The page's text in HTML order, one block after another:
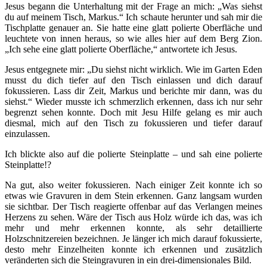
Jesus begann die Unterhaltung mit der Frage an mich: „Was siehst
du auf meinem Tisch, Markus.“ Ich schaute herunter und sah mir die
Tischplatte genauer an. Sie hatte eine glatt polierte Oberfläche und
leuchtete von innen heraus, so wie alles hier auf dem Berg Zion.
„Ich sehe eine glatt polierte Oberfläche,“ antwortete ich Jesus.
Jesus entgegnete mir: „Du siehst nicht wirklich. Wie im Garten Eden
musst du dich tiefer auf den Tisch einlassen und dich darauf
fokussieren. Lass dir Zeit, Markus und berichte mir dann, was du
siehst.“ Wieder musste ich schmerzlich erkennen, dass ich nur sehr
begrenzt sehen konnte. Doch mit Jesu Hilfe gelang es mir auch
diesmal, mich auf den Tisch zu fokussieren und tiefer darauf
einzulassen.
Ich blickte also auf die polierte Steinplatte – und sah eine polierte
Steinplatte!?
Na gut, also weiter fokussieren. Nach einiger Zeit konnte ich so
etwas wie Gravuren in dem Stein erkennen. Ganz langsam wurden
sie sichtbar. Der Tisch reagierte offenbar auf das Verlangen meines
Herzens zu sehen. Wäre der Tisch aus Holz würde ich das, was ich
mehr und mehr erkennen konnte, als sehr detaillierte
Holzschnitzereien bezeichnen. Je länger ich mich darauf fokussierte,
desto mehr Einzelheiten konnte ich erkennen und zusätzlich
veränderten sich die Steingravuren in ein drei-dimensionales Bild.